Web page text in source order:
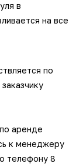
в
на все
по
аренде
к менеджеру
телефону 8